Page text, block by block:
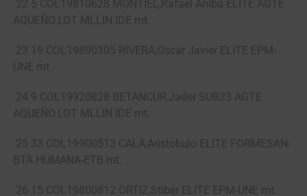
22 5 COL19810628 MONTIEL,Rafael Aniba ELITE AGTE
AQUEÑO.LOT MLLIN.IDE mt.
23 19 COL19890305 RIVERA,Oscar Javier ELITE EPM-
UNE mt.
24 9 COL19920828 BETANCUR,Jader SUB23 AGTE
AQUEÑO.LOT MLLIN.IDE mt.
25 33 COL19900513 CALA,Aristobulo ELITE FORMESAN-
BTA HUMANA-ETB mt.
26 15 COL19800812 ORTIZ,Stiber ELITE EPM-UNE mt.